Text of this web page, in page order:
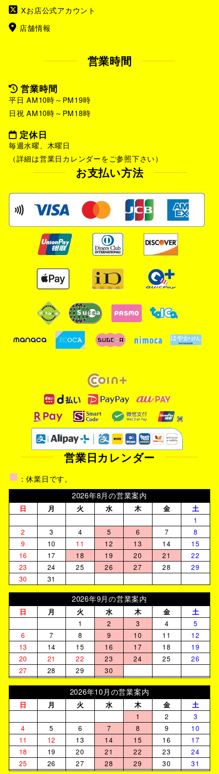
Xお店公式アカウント
店舗情報
営業時間
営業時間
平日 AM10時～PM19時
日祝 AM10時～PM18時
定休日
毎週水曜、木曜日
（詳細は営業日カレンダーをご参照下さい）
お支払い方法
営業日カレンダー
■ ：休業日です。
2026年8月の営業案内
日 月 火 水 木 金
土
1
2
3 4 5 6 7
8
9
10 11 12 13 14
15
16
17 18 19 20 21
22
23
24 25 26 27 28
29
30
31
2026年9月の営業案内
日 月 火 水 木 金
土
1
2 3 4
5
6
7 8 9 10 11
12
13
14 15 16 17 18
19
20
21 22 23 24 25
26
27
28 29 30
2026年10月の営業案内
日 月 火 水 木 金
土
1
2
3
4
5 6 7 8 9
10
11
12 13 14 15 16
17
18
19 20 21 22 23
24
25
26 27 28 29 30 31